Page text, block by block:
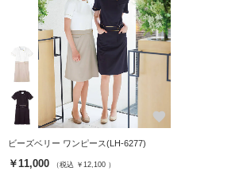
favorite
ビーズベリー ワンピース(LH-6277)
￥11,000 （税込 ￥12,100 ）